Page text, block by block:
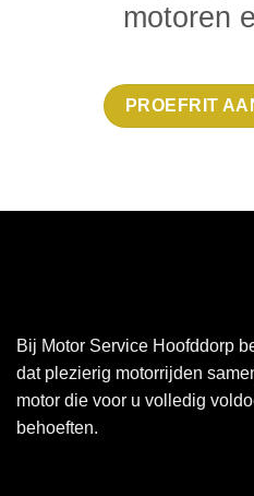
motoren
PROEFRIT
Bij Motor Service Hoofddorp
dat plezierig motorrijden
motor die voor u volledig
behoeften.